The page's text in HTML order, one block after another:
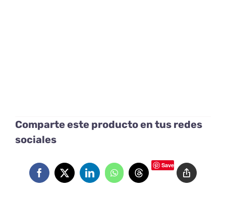
Comparte este producto en tus redes
sociales
Save